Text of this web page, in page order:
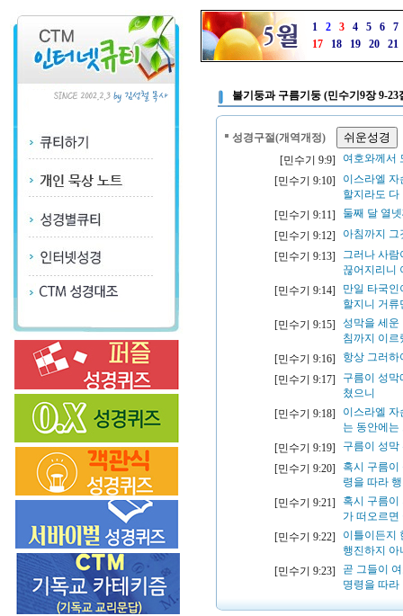
1 2 3 4 5 6
7
17
18 19 20 21
불기둥과 구름기둥 (민수기9장 9-23
성경구절(개역개정)
[민수기 9:9]
여호와께서
[민수기 9:10]
이스라엘
할지라도 다
[민수기 9:11]
둘째 달 열
[민수기 9:12]
아침까지
[민수기 9:13]
그러나 사
끊어지리니
[민수기 9:14]
만일 타국
할지니 거
[민수기 9:15]
성막을 세운
침까지 이르
[민수기 9:16]
항상 그러
[민수기 9:17]
구름이 성
쳤으니
[민수기 9:18]
이스라엘
는 동안에는
[민수기 9:19]
구름이 성
[민수기 9:20]
혹시 구름
령을 따라
[민수기 9:21]
혹시 구름
가 떠오르면
[민수기 9:22]
이틀이든지
행진하지 아
[민수기 9:23]
곧 그들이
명령을 따라